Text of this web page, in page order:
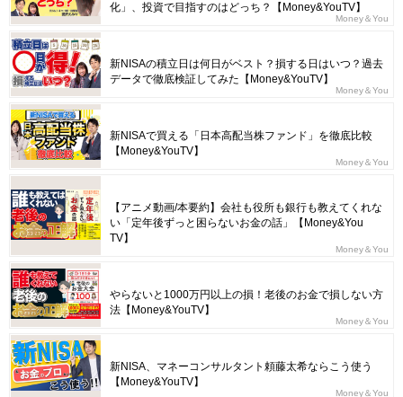
化」、投資で目指すのはどっち？【Money&YouTV】
Money＆You
新NISAの積立日は何日がベスト？損する日はいつ？過去
データで徹底検証してみた【Money&YouTV】
Money＆You
新NISAで買える「日本高配当株ファンド」を徹底比較
【Money&YouTV】
Money＆You
【アニメ動画/本要約】会社も役所も銀行も教えてくれな
い「定年後ずっと困らないお金の話」【Money&You
TV】
Money＆You
やらないと1000万円以上の損！老後のお金で損しない方
法【Money&YouTV】
Money＆You
新NISA、マネーコンサルタント頼藤太希ならこう使う
【Money&YouTV】
Money＆You